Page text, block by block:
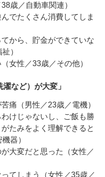
歳／自動車関連）
でたくさん消費してしま
から、貯金ができていな
）
女性／33歳／その他）
など）が大変」
痛（男性／23歳／電機）
けじゃないし、ご飯も勝
たみをよく理解できると
器）
大変だと思った（女性／
てしまう（女性／35歳／